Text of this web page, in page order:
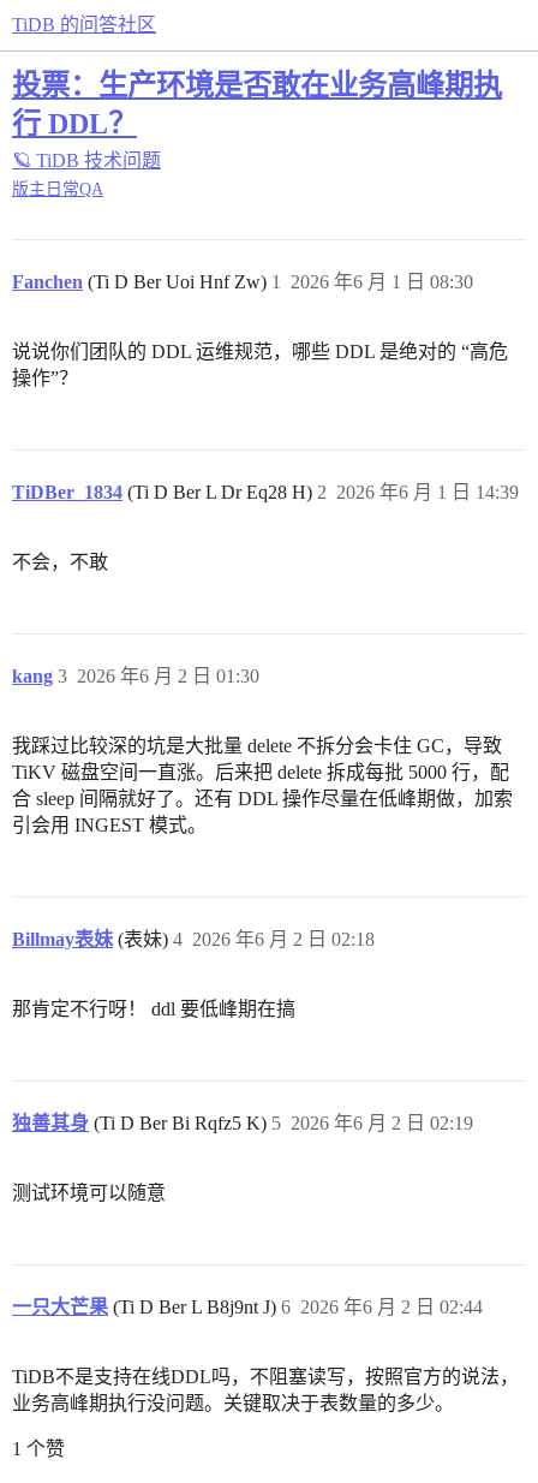
TiDB 的问答社区
投票：生产环境是否敢在业务高峰期执
行 DDL？
🪐 TiDB 技术问题
版主日常QA
Fanchen (Ti D Ber Uoi Hnf Zw) 2026 年6 月 1 日 08:30
1
说说你们团队的 DDL 运维规范，哪些 DDL 是绝对的 “高危
操作”？
TiDBer_1834 (Ti D Ber L Dr Eq28 H) 2026 年6 月 1 日 14:39
2
不会，不敢
kang 2026 年6 月 2 日 01:30
3
我踩过比较深的坑是大批量 delete 不拆分会卡住 GC，导致
TiKV 磁盘空间一直涨。后来把 delete 拆成每批 5000 行，配
合 sleep 间隔就好了。还有 DDL 操作尽量在低峰期做，加索
引会用 INGEST 模式。
Billmay表妹 (表妹) 2026 年6 月 2 日 02:18
4
那肯定不行呀！ ddl 要低峰期在搞
独善其身 (Ti D Ber Bi Rqfz5 K) 2026 年6 月 2 日 02:19
5
测试环境可以随意
一只大芒果 (Ti D Ber L B8j9nt J) 2026 年6 月 2 日 02:44
6
TiDB不是支持在线DDL吗，不阻塞读写，按照官方的说法，
业务高峰期执行没问题。关键取决于表数量的多少。
1 个赞